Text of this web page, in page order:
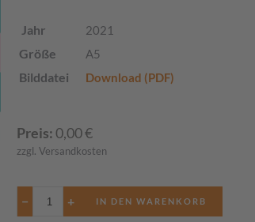
Jahr 2021
Größe A5
Bilddatei Download (PDF)
Preis: 0,00€
zzgl. Versandkosten
− +